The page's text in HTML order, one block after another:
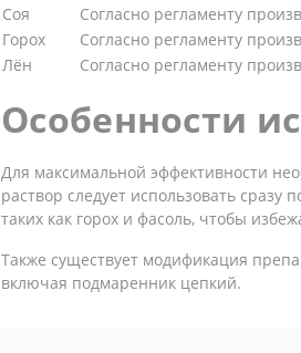
Соя
Согласно регламенту
Горох
Согласно регламенту
Лён
Согласно регламенту
Особенности
Для максимальной эффективности
раствор следует использовать
таких как горох и фасоль, чтобы
Также существует модификация
включая подмаренник цепкий.